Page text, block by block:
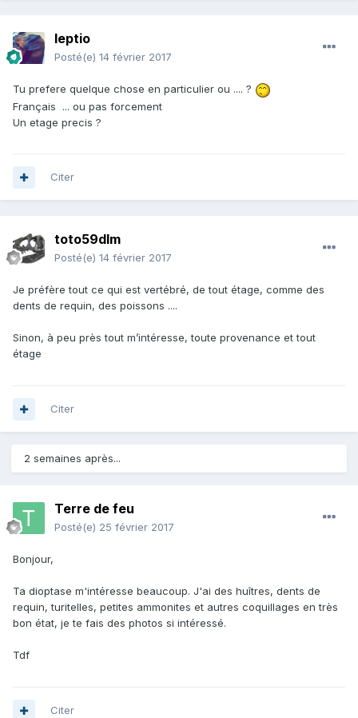
leptio
Posté(e) 14 février 2017
Tu prefere quelque chose en particulier ou .... ?
Français ... ou pas forcement
Un etage precis ?
Citer
toto59dlm
Posté(e) 14 février 2017
Je préfère tout ce qui est vertébré, de tout étage, comme des
dents de requin, des poissons ....
Sinon, à peu près tout m’intéresse, toute provenance et tout
étage
Citer
2 semaines après...
Terre de feu
Posté(e) 25 février 2017
Bonjour,
Ta dioptase m'intéresse beaucoup. J'ai des huîtres, dents de
requin, turitelles, petites ammonites et autres coquillages en très
bon état, je te fais des photos si intéressé.
Tdf
Citer